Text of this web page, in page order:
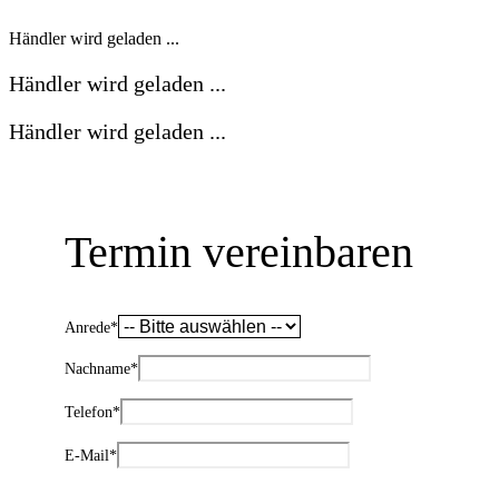
Händler wird geladen ...
Händler wird geladen ...
Händler wird geladen ...
Termin vereinbaren
Anrede*
Nachname*
Telefon*
E-Mail*